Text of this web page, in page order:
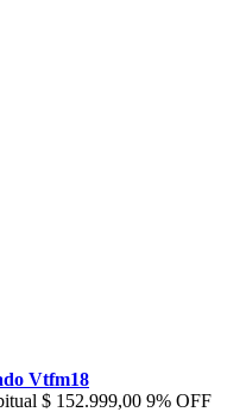
Vtfm18
$ 152.999,00 9% OFF